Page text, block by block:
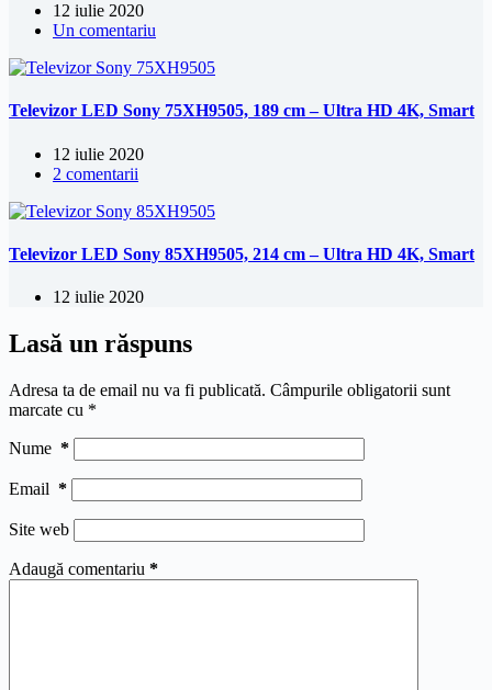
12 iulie 2020
Un comentariu
Televizor LED Sony 75XH9505, 189 cm – Ultra HD 4K, Smart
12 iulie 2020
2 comentarii
Televizor LED Sony 85XH9505, 214 cm – Ultra HD 4K, Smart
12 iulie 2020
Lasă un răspuns
Adresa ta de email nu va fi publicată. Câmpurile obligatorii sunt
marcate cu *
Nume *
Email *
Site web
Adaugă comentariu *